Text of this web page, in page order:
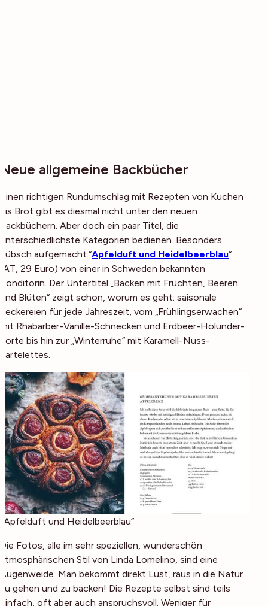
Neue allgemeine Backbücher
Einen richtigen Rundumschlag mit Rezepten von Kuchen
bis Brot gibt es diesmal nicht unter den neuen
Backbüchern. Aber doch ein paar Titel, die
unterschiedlichste Kategorien bedienen. Besonders
hübsch aufgemacht:“Apfelduft und Heidelbeerblau“
(AT, 29 Euro) von einer in Schweden bekannten
Konditorin. Der Untertitel „Backen mit Früchten, Beeren
und Blüten“ zeigt schon, worum es geht: saisonale
Leckereien für jede Jahreszeit, vom „Frühlingserwachen“
mit Rhabarber-Vanille-Schnecken und Erdbeer-Holunder-
Torte bis hin zur „Winterruhe“ mit Karamell-Nuss-
Tartelettes.
„Apfelduft und Heidelbeerblau“
Die Fotos, alle im sehr speziellen, wunderschön
atmosphärischen Stil von Linda Lomelino, sind eine
Augenweide. Man bekommt direkt Lust, raus in die Natur
zu gehen und zu backen! Die Rezepte selbst sind teils
einfach, oft aber auch anspruchsvoll. Weniger für